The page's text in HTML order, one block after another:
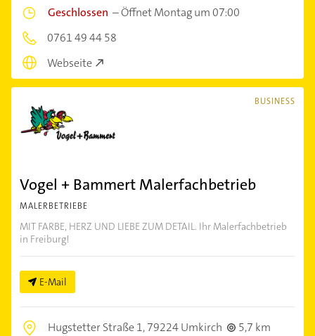
Geschlossen –Öffnet Montag um 07:00
0761 49 44 58
Webseite
BUSINESS
Vogel + Bammert Malerfachbetrieb
MALERBETRIEBE
MIT FARBE, HERZ UND LIEBE ZUM DETAIL. Ihr Malerfachbetrieb
in Freiburg!
E-Mail
Hugstetter Straße 1,79224 Umkirch
5,7 km